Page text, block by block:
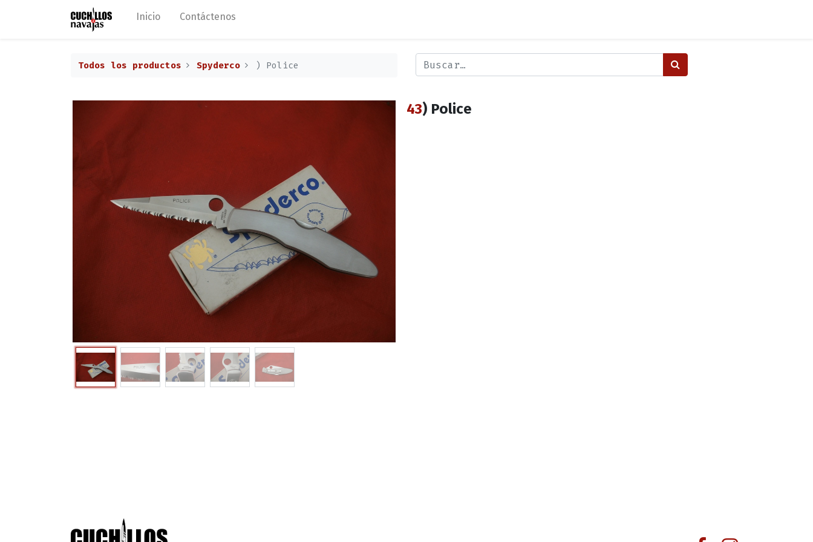
Inicio Contáctenos
Todos los productos Spyderco ) Police
43) Police